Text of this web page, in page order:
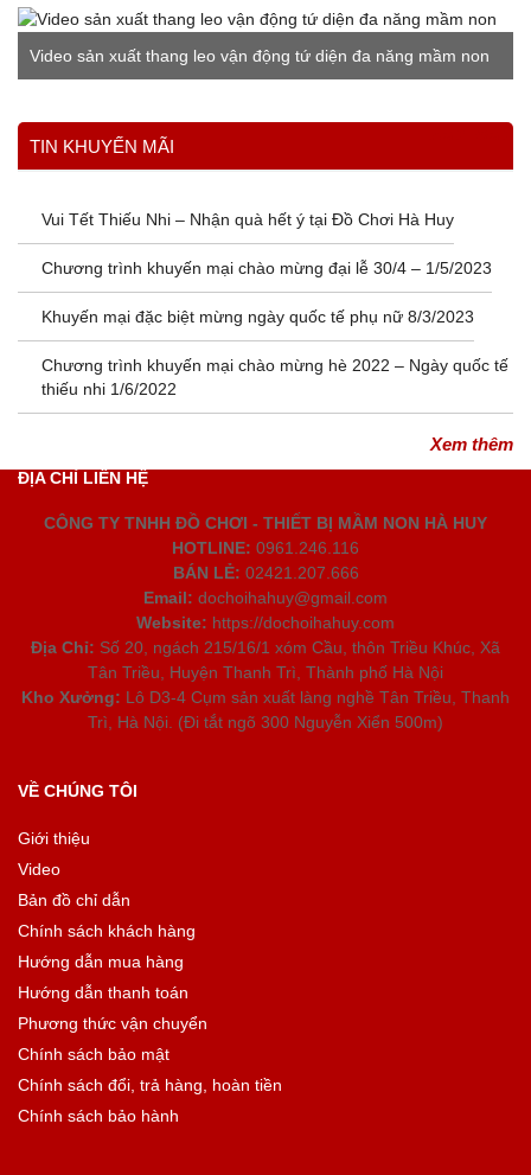
Video sản xuất thang leo vận động tứ diện đa năng mầm non
Xem thêm
TIN KHUYẾN MÃI
Vui Tết Thiếu Nhi – Nhận quà hết ý tại Đồ Chơi Hà Huy
Chương trình khuyến mại chào mừng đại lễ 30/4 – 1/5/2023
Khuyến mại đặc biệt mừng ngày quốc tế phụ nữ 8/3/2023
Chương trình khuyến mại chào mừng hè 2022 – Ngày quốc tế
thiếu nhi 1/6/2022
Xem thêm
ĐỊA CHỈ LIÊN HỆ
CÔNG TY TNHH ĐỒ CHƠI - THIẾT BỊ MẦM NON HÀ HUY
HOTLINE: 0961.246.116
BÁN LẺ: 02421.207.666
Email: dochoihahuy@gmail.com
Website: https://dochoihahuy.com
Địa Chỉ: Số 20, ngách 215/16/1 xóm Cầu, thôn Triều Khúc, Xã
Tân Triều, Huyện Thanh Trì, Thành phố Hà Nội
Kho Xưởng: Lô D3-4 Cụm sản xuất làng nghề Tân Triều, Thanh
Trì, Hà Nội. (Đi tắt ngõ 300 Nguyễn Xiển 500m)
VỀ CHÚNG TÔI
Giới thiệu
Video
Bản đồ chỉ dẫn
Chính sách khách hàng
Hướng dẫn mua hàng
Hướng dẫn thanh toán
Phương thức vận chuyển
Chính sách bảo mật
Chính sách đổi, trả hàng, hoàn tiền
Chính sách bảo hành